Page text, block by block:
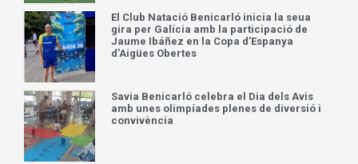
El Club Natació Benicarló inicia la seua
gira per Galícia amb la participació de
Jaume Ibáñez en la Copa d’Espanya
d’Aigües Obertes
Savia Benicarló celebra el Dia dels Avis
amb unes olimpíades plenes de diversió i
convivència